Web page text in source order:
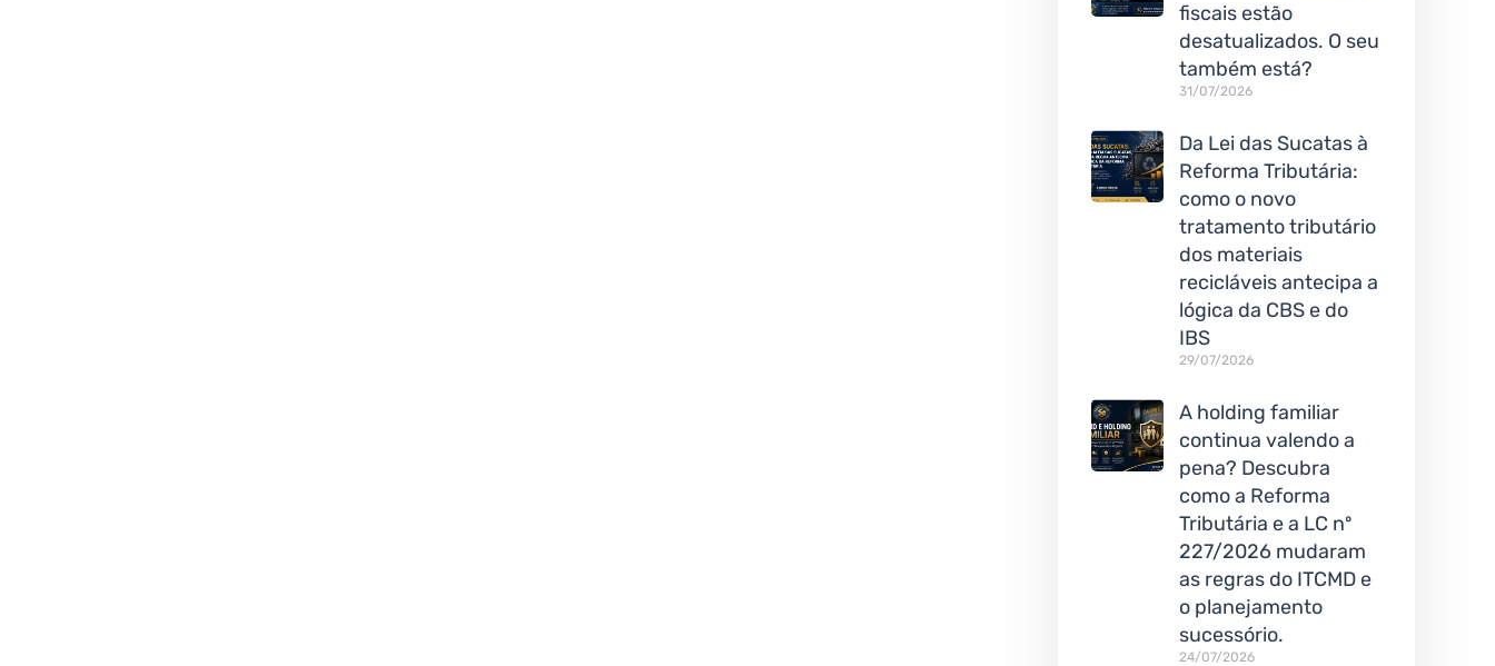
fiscais estão
desatualizados. O seu
também está?
31/07/2026
Da Lei das Sucatas à
Reforma Tributária:
como o novo
tratamento tributário
dos materiais
recicláveis antecipa a
lógica da CBS e do
IBS
29/07/2026
A holding familiar
continua valendo a
pena? Descubra
como a Reforma
Tributária e a LC nº
227/2026 mudaram
as regras do ITCMD e
o planejamento
sucessório.
24/07/2026